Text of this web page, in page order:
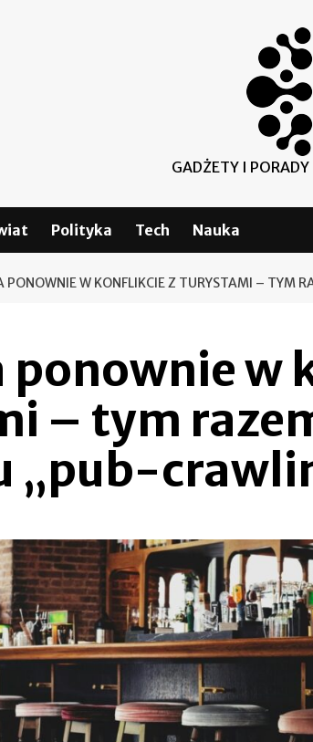
GADŻETY I
Polityka Tech Nauka
PONOWNIE W KONFLIKCIE Z TURYSTAMI – TYM
ponownie w
– tym
„pub-